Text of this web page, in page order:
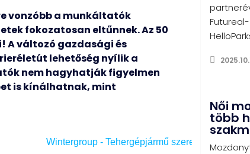
vonzóbb a munkáltatók
fokozatosan eltűnnek. Az 50
A változó gazdasági és
lehetőség nyílik a
nem hagyhatják figyelmen
is kínálhatnak, mint
Női
több